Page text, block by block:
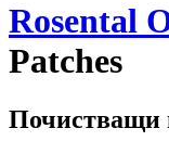
Rosental
Patches
Почистващи